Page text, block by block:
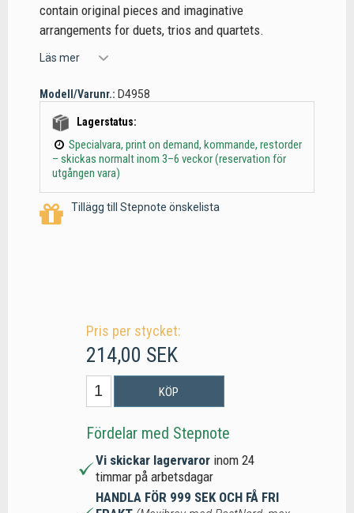
contain original pieces and imaginative
arrangements for duets, trios and quartets.
Läs mer
Modell/Varunr.: D4958
Lagerstatus:
Specialvara, print on demand, kommande, restorder
– skickas normalt inom 3–6 veckor (reservation för
utgången vara)
Tillägg till Stepnote önskelista
Pris per stycket:
214,00 SEK
KÖP
Fördelar med Stepnote
Vi skickar lagervaror inom 24
timmar på arbetsdagar
HANDLA FÖR 999 SEK OCH FÅ FRI